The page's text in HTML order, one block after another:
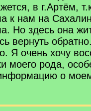
в г.Артём,
к нам на
Но здесь она
вернуть
Я очень хочу
моего рода,
о